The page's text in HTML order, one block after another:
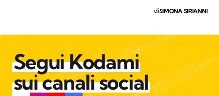
diSIMONA SIRIANNI
Segui Kodami
sui canali social